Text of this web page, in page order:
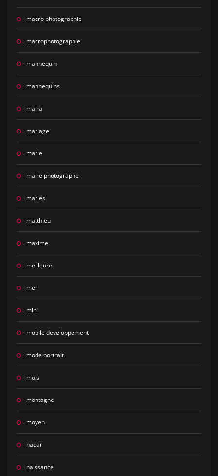
macro photographie
macrophotographie
mannequin
mannequins
maria
mariage
marie
marie photographe
maries
matthieu
maxime
meilleure
mer
mini
mobile developpement
mode portrait
mois
montagne
moyen
nadar
naissance